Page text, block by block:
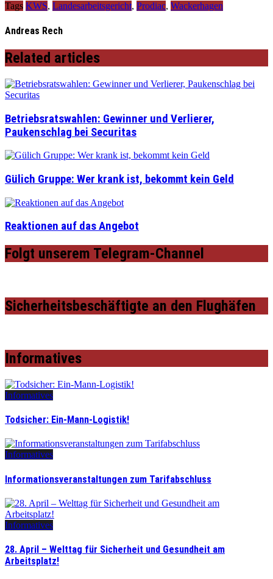
Tags KWS, Landesarbeitsgericht, Prodiac, Wackerhagen
Andreas Rech
Related articles
Betriebsratswahlen: Gewinner und Verlierer,
Paukenschlag bei Securitas
Gülich Gruppe: Wer krank ist, bekommt kein Geld
Reaktionen auf das Angebot
Folgt unserem Telegram-Channel
Sicherheitsbeschäftigte an den Flughäfen
Informatives
Informatives
Todsicher: Ein-Mann-Logistik!
Informatives
Informationsveranstaltungen zum Tarifabschluss
Informatives
28. April – Welttag für Sicherheit und Gesundheit am
Arbeitsplatz!